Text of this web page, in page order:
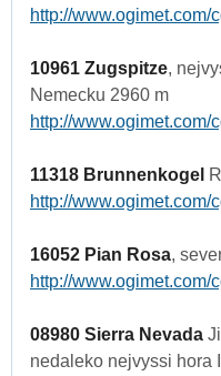
http://www.ogimet.com/
10961 Zugspitze,
Nemecku 2960 m
http://www.ogimet.com/
11318 Brunnenkogel
http://www.ogimet.com/
16052 Pian Rosa,
http://www.ogimet.com/
08980 Sierra Nevada
nedaleko nejvyssi hora